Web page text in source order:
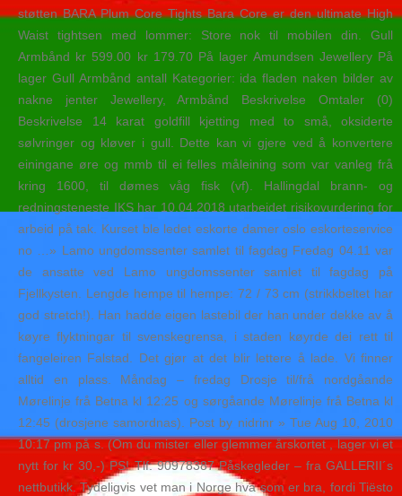
støtten BARA Plum Core Tights Bara Core er den ultimate High
Waist tightsen med lommer: Store nok til mobilen din. Gull
Armbånd kr 599.00 kr 179.70 På lager Amundsen Jewellery På
lager Gull Armbånd antall Kategorier: ida fladen naken bilder av
nakne jenter Jewellery, Armbånd Beskrivelse Omtaler (0)
Beskrivelse 14 karat goldfill kjetting med to små, oksiderte
sølvringer og kløver i gull. Dette kan vi gjere ved å konvertere
einingane øre og mmb til ei felles måleining som var vanleg frå
kring 1600, til dømes våg fisk (vf). Hallingdal brann- og
redningsteneste IKS har 10.04.2018 utarbeidet risikovurdering for
arbeid på tak. Kurset ble ledet eskorte damer oslo eskorteservice
no …» Lamo ungdomssenter samlet til fagdag Fredag 04.11 var
de ansatte ved Lamo ungdomssenter samlet til fagdag på
Fjellkysten. Lengde hempe til hempe: 72 / 73 cm (strikkbeltet har
god stretch!). Han hadde eigen lastebil der han under dekke av å
køyre flyktningar til svenskegrensa, i staden køyrde dei rett til
fangeleiren Falstad. Det gjør at det blir lettere å lade. Vi finner
alltid en plass. Måndag – fredag Drosje til/frå nordgåande
Mørelinje frå Betna kl 12:25 og sørgåande Mørelinje frå Betna kl
12:45 (drosjene samordnas). Post by nidrinr » Tue Aug 10, 2010
10:17 pm på s. (Om du mister eller glemmer årskortet , lager vi et
nytt for kr 30,-) PS! Tlf: 90978387 Påskegleder – fra GALLERII´s
nettbutikk. Tydeligvis vet man i Norge hva som er bra, fordi Tiësto